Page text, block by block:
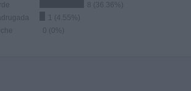
8 (36.36%)
1 (4.55%)
0 (0%)